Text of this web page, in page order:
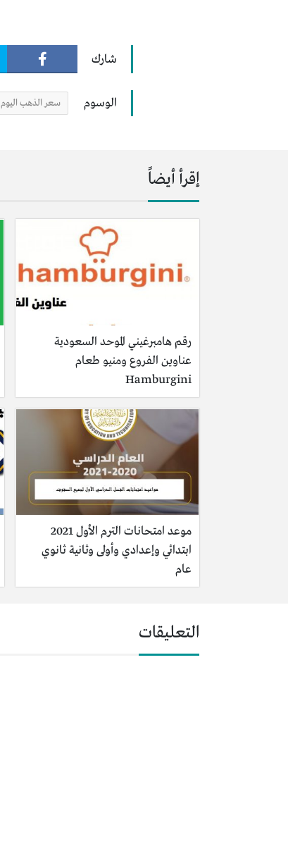
شارك
الوسوم سعر الذهب اليوم
إقرأ أيضاً
رقم هامبرغيني الموحد السعودية
عناوين الفروع ومنيو طعام
Hamburgini
موعد امتحانات الترم الأول 2021
ابتدائي وإعدادي وأولى وثانية ثانوي
عام
التعليقات